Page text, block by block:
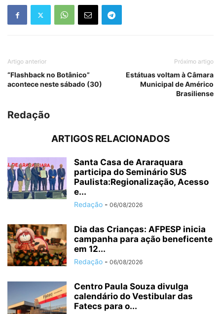
Artigo anterior
“Flashback no Botânico”
acontece neste sábado (30)
Próximo artigo
Estátuas voltam à Câmara
Municipal de Américo
Brasiliense
Redação
ARTIGOS RELACIONADOS
Santa Casa de Araraquara
participa do Seminário SUS
Paulista:Regionalização, Acesso
e...
Redação - 06/08/2026
Dia das Crianças: AFPESP inicia
campanha para ação beneficente
em 12...
Redação - 06/08/2026
Centro Paula Souza divulga
calendário do Vestibular das
Fatecs para o...